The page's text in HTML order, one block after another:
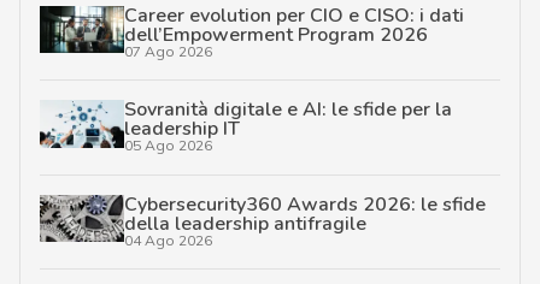
Career evolution per CIO e CISO: i dati
dell’Empowerment Program 2026
07 Ago 2026
Sovranità digitale e AI: le sfide per la
leadership IT
05 Ago 2026
Cybersecurity360 Awards 2026: le sfide
della leadership antifragile
04 Ago 2026